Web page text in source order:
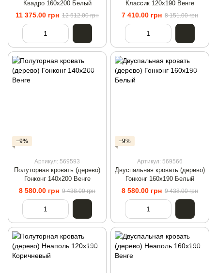
Квадро 160х200 Белый
11 375.00 грн 12 512.00 грн
Классик 120х190 Венге
7 410.00 грн 8 151.00 грн
−9%
Артикул: 569593
Полуторная кровать (дерево)
Гонконг 140х200 Венге
8 580.00 грн 9 438.00 грн
−9%
Артикул: 569566
Двуспальная кровать (дерево)
Гонконг 160х190 Белый
8 580.00 грн 9 438.00 грн